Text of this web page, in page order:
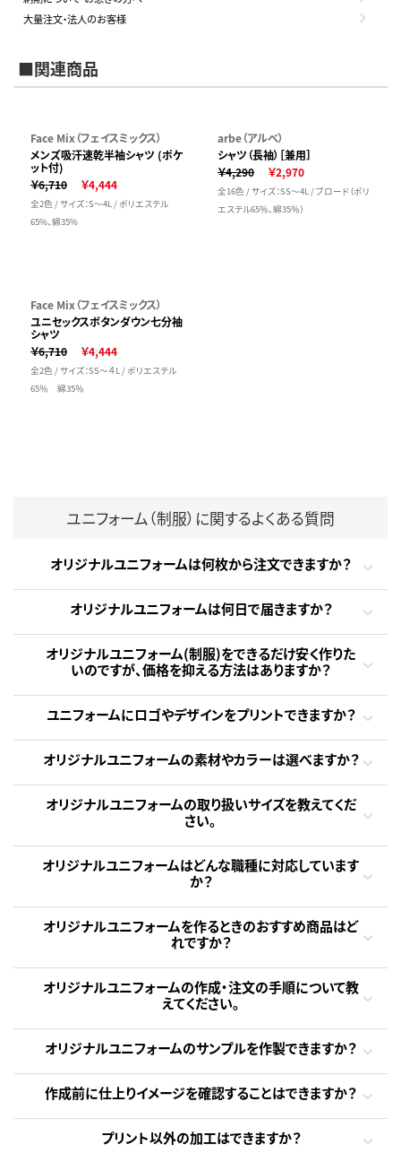
大量注文・法人のお客様
■関連商品
Face Mix（フェイスミックス）
メンズ吸汗速乾半袖シャツ (ポケ
ット付)
￥6,710
￥4,444
全2色 / サイズ：S～4L / ポリエステル
65%、綿35%
arbe（アルベ）
シャツ（長袖）［兼用］
￥4,290
￥2,970
全16色 / サイズ：SS～4L / ブロード（ポリ
エステル65％、綿35％）
Face Mix（フェイスミックス）
ユニセックスボタンダウン七分袖
シャツ
￥6,710
￥4,444
全2色 / サイズ：SS～４L / ポリエステル
65％ 綿35％
ユニフォーム（制服）に関するよくある質問
オリジナルユニフォームは何枚から注文できますか？
オリジナルユニフォームは何日で届きますか？
オリジナルユニフォーム(制服)をできるだけ安く作りた
いのですが、価格を抑える方法はありますか？
ユニフォームにロゴやデザインをプリントできますか？
オリジナルユニフォームの素材やカラーは選べますか？
オリジナルユニフォームの取り扱いサイズを教えてくだ
さい。
オリジナルユニフォームはどんな職種に対応しています
か？
オリジナルユニフォームを作るときのおすすめ商品はど
れですか？
オリジナルユニフォームの作成・注文の手順について教
えてください。
オリジナルユニフォームのサンプルを作製できますか？
作成前に仕上りイメージを確認することはできますか？
プリント以外の加工はできますか？